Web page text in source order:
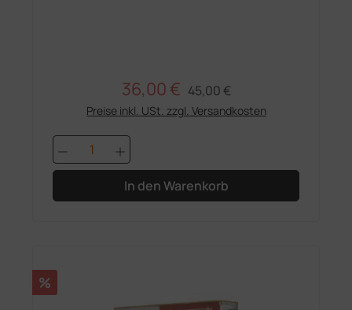
Verkaufspreis:
36,00 € Regulärer Preis:
45,00 €
Preise inkl. USt. zzgl. Versandkosten
Produkt Anzahl: Gib den
In den Warenkorb
Rabatt
%